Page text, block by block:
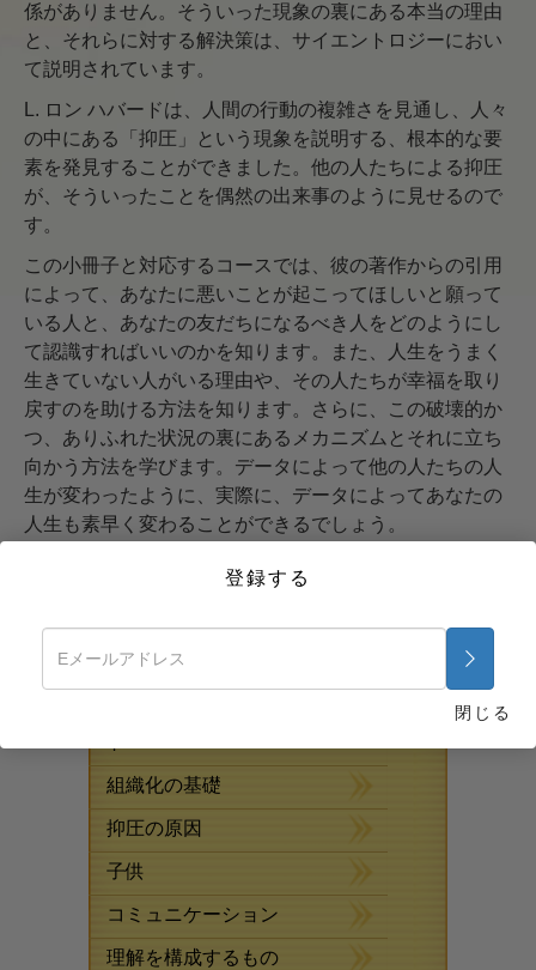
係がありません。そういった現象の裏にある本当の理由
と、それらに対する解決策は、サイエントロジーにおい
て説明されています。
L. ロン ハバードは、人間の行動の複雑さを見通し、人々
の中にある「抑圧」という現象を説明する、根本的な要
素を発見することができました。他の人たちによる抑圧
が、そういったことを偶然の出来事のように見せるので
す。
この小冊子と対応するコースでは、彼の著作からの引用
によって、あなたに悪いことが起こってほしいと願って
いる人と、あなたの友だちになるべき人をどのようにし
て認識すればいいのかを知ります。また、人生をうまく
生きていない人がいる理由や、その人たちが幸福を取り
戻すのを助ける方法を知ります。さらに、この破壊的か
つ、ありふれた状況の裏にあるメカニズムとそれに立ち
向かう方法を学びます。データによって他の人たちの人
生が変わったように、実際に、データによってあなたの
人生も素早く変わることができるでしょう。
無料オンライン･コース
薬物に対する解決策
組織化の基礎
抑圧の原因
子供
コミュニケーション
理解を構成するもの
登録する
閉じる